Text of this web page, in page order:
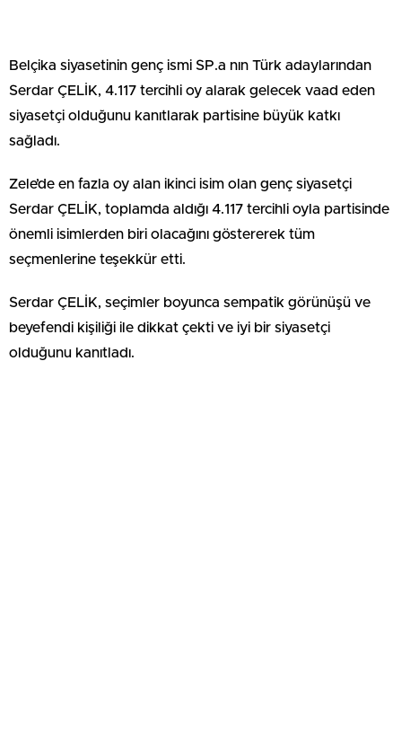
Belçika siyasetinin genç ismi SP.a nın Türk adaylarından
Serdar ÇELİK, 4.117 tercihli oy alarak gelecek vaad eden
siyasetçi olduğunu kanıtlarak partisine büyük katkı
sağladı.
Zele’de en fazla oy alan ikinci isim olan genç siyasetçi
Serdar ÇELİK, toplamda aldığı 4.117 tercihli oyla partisinde
önemli isimlerden biri olacağını göstererek tüm
seçmenlerine teşekkür etti.
Serdar ÇELİK, seçimler boyunca sempatik görünüşü ve
beyefendi kişiliği ile dikkat çekti ve iyi bir siyasetçi
olduğunu kanıtladı.